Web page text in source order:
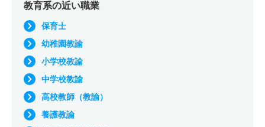
教育系の近い職業
保育士
幼稚園教諭
小学校教諭
中学校教諭
高校教師（教諭）
養護教諭